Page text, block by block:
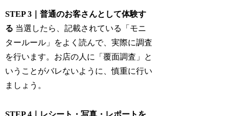
STEP 3｜普通のお客さんとして体験す
る 当選したら、記載されている「モニ
タールール」をよく読んで、実際に調査
を行います。お店の人に「覆面調査」と
いうことがバレないように、慎重に行い
ましょう。
STEP 4｜レシート・写真・レポートを